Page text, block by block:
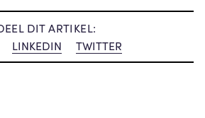
DIT ARTIKEL:
LINKEDIN TWITTER